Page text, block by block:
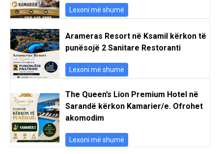
Lexoni më shumë
Arameras Resort në Ksamil kërkon të
punësojë 2 Sanitare Restoranti
Lexoni më shumë
The Queen’s Lion Premium Hotel në
Sarandë kërkon Kamarier/e. Ofrohet
akomodim
Lexoni më shumë